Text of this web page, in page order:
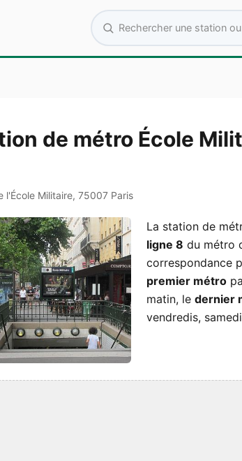
Rechercher une station
de métro École
l'École Militaire, 75007 Paris
La station de
ligne 8 du métro
correspondance
premier métro
matin, le dernier
vendredis,